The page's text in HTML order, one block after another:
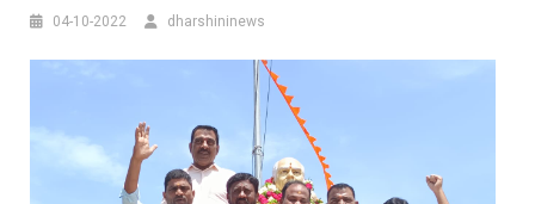
04-10-2022 dharshininews